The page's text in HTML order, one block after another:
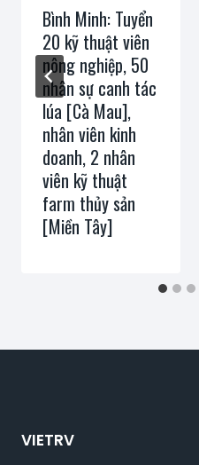
Bình Minh: Tuyển
20 kỹ thuật viên
nông nghiệp, 50
nhân sự canh tác
lúa [Cà Mau],
nhân viên kinh
doanh, 2 nhân
viên kỹ thuật
farm thủy sản
[Miền Tây]
VIETRV